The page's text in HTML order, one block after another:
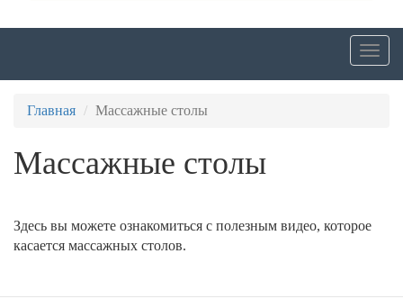
Главная Массажные столы
Массажные столы
Здесь вы можете ознакомиться с полезным видео, которое
касается массажных столов.